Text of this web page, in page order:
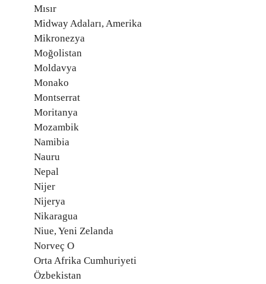
Mısır
Midway Adaları, Amerika
Mikronezya
Moğolistan
Moldavya
Monako
Montserrat
Moritanya
Mozambik
Namibia
Nauru
Nepal
Nijer
Nijerya
Nikaragua
Niue, Yeni Zelanda
Norveç O
Orta Afrika Cumhuriyeti
Özbekistan